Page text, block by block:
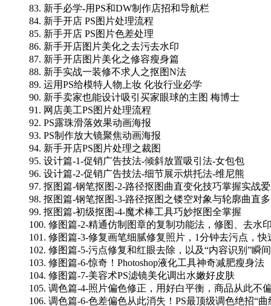
83. 新手必学-用PS和DW制作店招和导航栏
84. 新手开店 PS图片处理流程
85. 新手开店 PS图片色差处理
86. 新手开店图片美化之去污去水印
87. 新手开店图片美化之修容瘦身篇
88. 新手实战一装修不求人之抠图N法
89. 运用PS给模特人物上妆 化妆行业必学
90. 新手卖家也能设计吸引买家眼球的主图 梅博士
91. 网店美工PS图片处理流程
92. PS露珠滑落效果动画海报
93. PS制作放大镜聚焦动画海报
94. 新手开店PS图片处理之裁图
95. 设计篇-1-促销广告技法-倾斜放置吸引法-女包包
96. 设计篇-2-促销广告技法-细节展示烘托法-维尼熊
97. 抠图篇-钢笔抠图-2-路径抠图曲直变化技巧掌握实战
98. 抠图篇-钢笔抠图-3-路径抠图之镂空对象与轮廓曲直
99. 抠图篇-初级抠图-4-魔术棒工具巧妙抠图全掌握
100. 修图篇-2-精通仿制图章的复制功能法，修图、去水印
101. 修图篇-3-修复画笔细腻修复照片，1分钟去污点，快
102. 修图篇-5-污点修复和红眼去除，以及“内容识别”瞬
103. 修图篇-6-惊奇！Photoshop液化工具神奇减肥瘦身法
104. 修图篇-7-美容术PS滤镜美化调出水嫩好皮肤
105. 调色篇-4-照片偏色修正，用好白平衡，商品从此不
106. 调色篇-6-色差偏色从此消失！PS最顶级调色绝招“曲